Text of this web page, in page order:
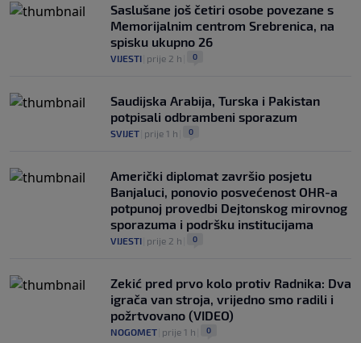
Saslušane još četiri osobe povezane s
Memorijalnim centrom Srebrenica, na
spisku ukupno 26
VIJESTI prije 2 h 0
Saudijska Arabija, Turska i Pakistan
potpisali odbrambeni sporazum
SVIJET prije 1 h 0
Američki diplomat završio posjetu
Banjaluci, ponovio posvećenost OHR-a
potpunoj provedbi Dejtonskog mirovnog
sporazuma i podršku institucijama
VIJESTI prije 2 h 0
Zekić pred prvo kolo protiv Radnika: Dva
igrača van stroja, vrijedno smo radili i
požrtvovano (VIDEO)
NOGOMET prije 1 h 0